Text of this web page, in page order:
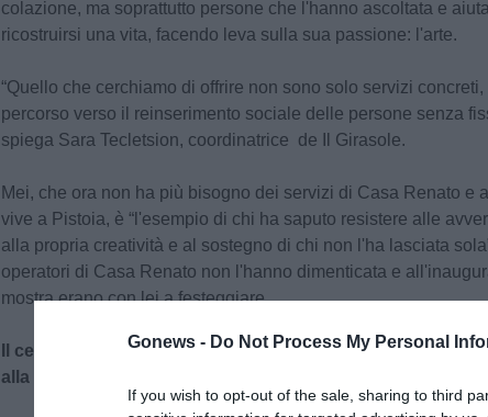
Gonews - Do Not Process My Personal
If you wish to opt-out of the sale, sharing to third
colazione, ma soprattutto persone che l'hanno ascoltata e
ricostruirsi una vita, facendo leva sulla sua passione: l'arte.
“Quello che cerchiamo di offrire non sono solo servizi concreti,
percorso verso il reinserimento sociale delle persone senza
spiega Sara Tecletsion, coordinatrice de Il Girasole.
Mei, che ora non ha più bisogno dei servizi di Casa Renato e
vive a Pistoia, è “l'esempio di chi ha saputo resistere alle
alla propria creatività e al sostegno di chi non l'ha lasciata
operatori di Casa Renato non l'hanno dimenticata e
mostra erano con lei a festeggiare.
Il censimento dei senza fissa dimora: anche 10 operatori
alla rilevazione